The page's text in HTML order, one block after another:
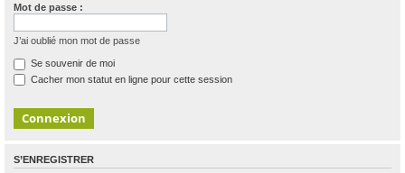
Mot de passe :
J’ai oublié mon mot de passe
Se souvenir de moi
Cacher mon statut en ligne pour cette session
S’ENREGISTRER